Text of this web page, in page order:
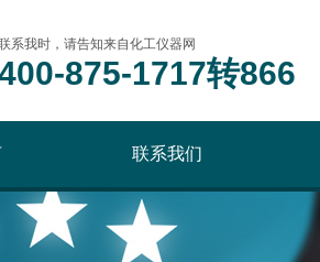
系我时，请告知来自化工仪器网
875-1717转866
联系我们